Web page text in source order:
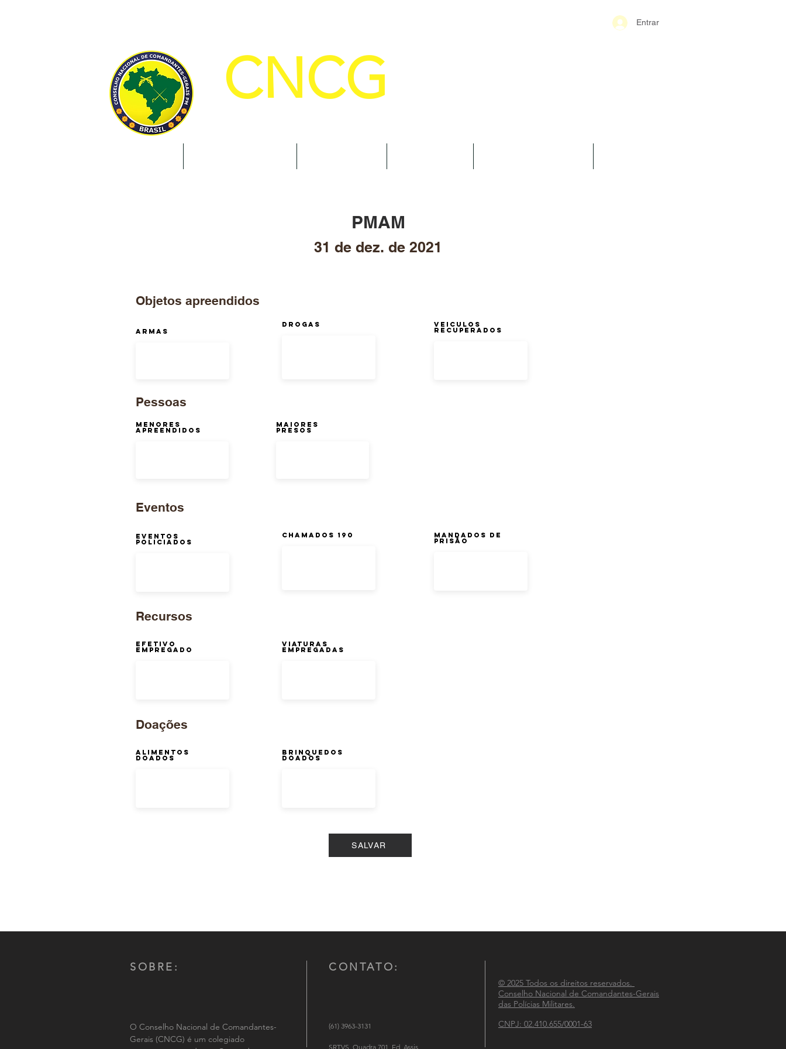
Entrar
CNCG
PMAM
31 de dez. de 2021
Objetos apreendidos
ARMAS
DROGAS Veiculos
Recuperados
Pessoas
Menores
Apreendidos
Maiores
Presos
Eventos
Eventos
Policiados
Chamados 190 Mandados de
Prisão
Recursos
Efetivo
Empregado
Viaturas
Empregadas
Doações
Alimentos
Doados
Brinquedos
doados
SALVAR
SOBRE:
O Conselho Nacional de Comandantes-
Gerais (CNCG) é um colegiado
CONTATO:
(61) 3963-3131
SRTVS, Quadra 701, Ed. Assis
© 2025 Todos os direitos reservados.
Conselho Nacional de Comandantes-Gerais
das Polícias Militares.
CNPJ: 02.410.655/0001-63